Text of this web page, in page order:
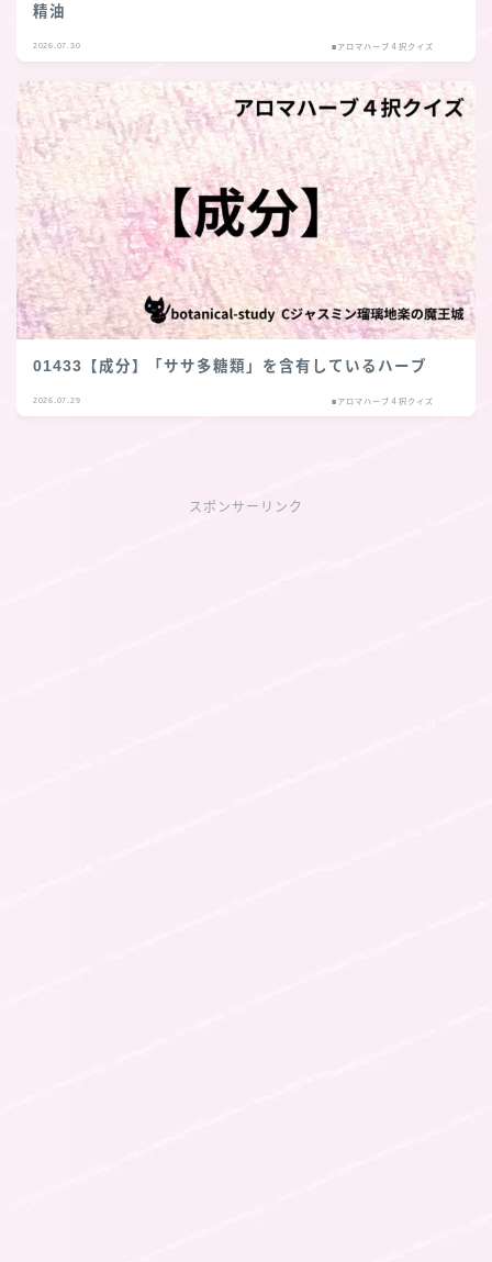
精油
2026.07.30 ■アロマハーブ４択クイズ
01433【成分】「ササ多糖類」を含有しているハーブ
2026.07.29 ■アロマハーブ４択クイズ
スポンサーリンク